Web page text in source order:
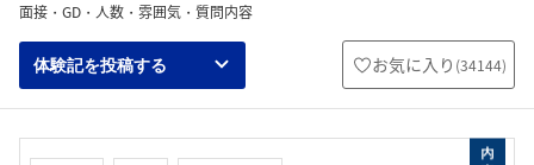
面接・GD・人数・雰囲気・質問内容
体験記を投稿する お気に入り (34144)